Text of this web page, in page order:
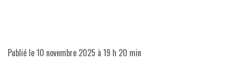
Publié le10 novembre 2025 à 19 h 20 min